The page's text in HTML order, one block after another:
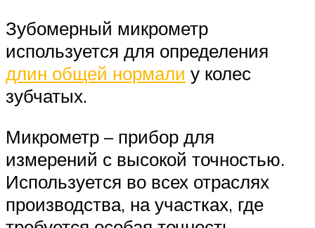
Зубомерный микрометр
используется для определения
длин общей нормали у колес
зубчатых.
Микрометр – прибор для
измерений с высокой точностью.
Используется во всех отраслях
производства, на участках, где